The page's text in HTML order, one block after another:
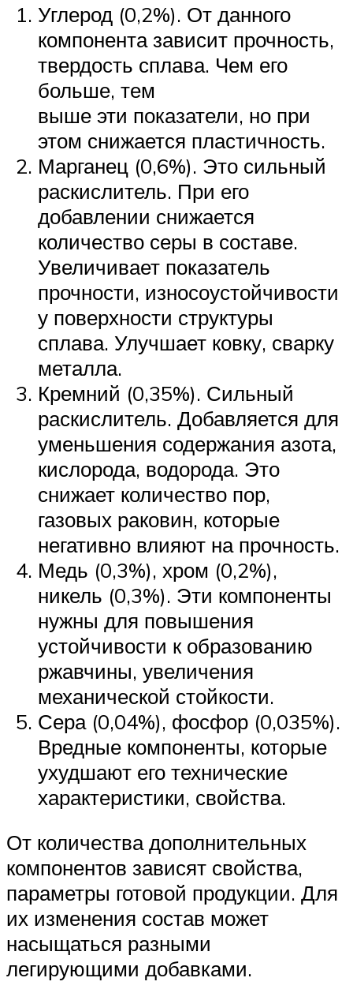
Углерод (0,2%). От данного
компонента зависит прочность,
твердость сплава. Чем его
больше, тем
выше эти показатели, но при
этом снижается пластичность.
Марганец (0,6%). Это сильный
раскислитель. При его
добавлении снижается
количество серы в составе.
Увеличивает показатель
прочности, износоустойчивости
у поверхности структуры
сплава. Улучшает ковку, сварку
металла.
Кремний (0,35%). Сильный
раскислитель. Добавляется для
уменьшения содержания азота,
кислорода, водорода. Это
снижает количество пор,
газовых раковин, которые
негативно влияют на прочность.
Медь (0,3%), хром (0,2%),
никель (0,3%). Эти компоненты
нужны для повышения
устойчивости к образованию
ржавчины, увеличения
механической стойкости.
Сера (0,04%), фосфор (0,035%).
Вредные компоненты, которые
ухудшают его технические
характеристики, свойства.
От количества дополнительных
компонентов зависят свойства,
параметры готовой продукции. Для
их изменения состав может
насыщаться разными
легирующими добавками.